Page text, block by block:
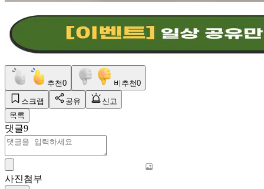
추천0 비추천0
스크랩 공유
신고
목록
댓글9
사진첨부